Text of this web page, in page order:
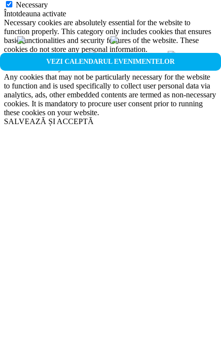
VEZI CALENDARUL EVENIMENTELOR
Necessary
Întotdeauna activate
Necessary cookies are absolutely essential for the website to
function properly. This category only includes cookies that ensures
basic functionalities and security features of the website. These
cookies do not store any personal information.
Non-necessary
Any cookies that may not be particularly necessary for the website
to function and is used specifically to collect user personal data via
analytics, ads, other embedded contents are termed as non-necessary
cookies. It is mandatory to procure user consent prior to running
these cookies on your website.
SALVEAZĂ ȘI ACCEPTĂ